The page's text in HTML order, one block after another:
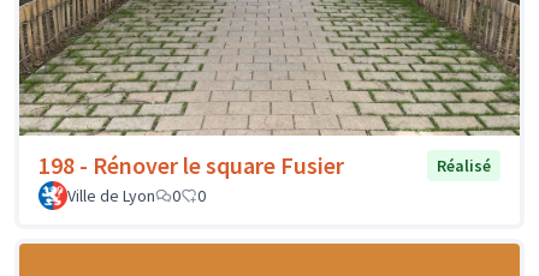
198 - Rénover le square Fusier
Réalisé
Ville de Lyon
0 0